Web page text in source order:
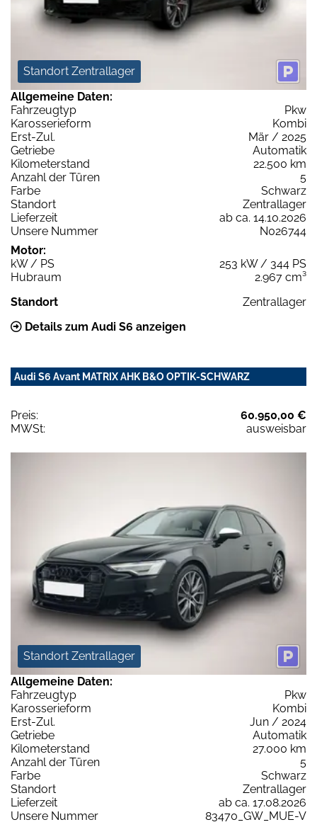
Standort Zentrallager
Allgemeine Daten:
Fahrzeugtyp
Pkw
Karosserieform
Kombi
Erst-Zul.
Mär / 2025
Getriebe
Automatik
Kilometerstand
22.500 km
Anzahl der Türen
5
Farbe
Schwarz
Standort
Zentrallager
Lieferzeit
ab ca. 14.10.2026
Unsere Nummer
N026744
Motor:
kW / PS
253 kW / 344 PS
Hubraum
2.967 cm³
Standort
Zentrallager
Details zum Audi S6 anzeigen
Audi S6 Avant MATRIX AHK B&O OPTIK-SCHWARZ
Preis:
60.950,00 €
MWSt:
ausweisbar
Standort Zentrallager
Allgemeine Daten:
Fahrzeugtyp
Pkw
Karosserieform
Kombi
Erst-Zul.
Jun / 2024
Getriebe
Automatik
Kilometerstand
27.000 km
Anzahl der Türen
5
Farbe
Schwarz
Standort
Zentrallager
Lieferzeit
ab ca. 17.08.2026
Unsere Nummer
83470_GW_MUE-V